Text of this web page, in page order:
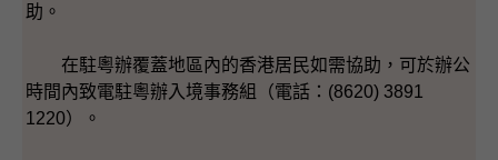
助。
在駐粵辦覆蓋地區內的香港居民如需協助，可於辦公
時間內致電駐粵辦入境事務組（電話：(8620) 3891
1220）。